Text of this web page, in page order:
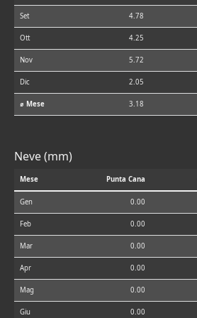
Set 4.78
Ott 4.25
Nov 5.72
Dic 2.05
⌀ Mese 3.18
Neve (mm)
Mese Punta Cana
Gen 0.00
Feb 0.00
Mar 0.00
Apr 0.00
Mag 0.00
Giu 0.00